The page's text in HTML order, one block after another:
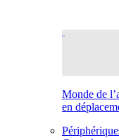
Monde de
en